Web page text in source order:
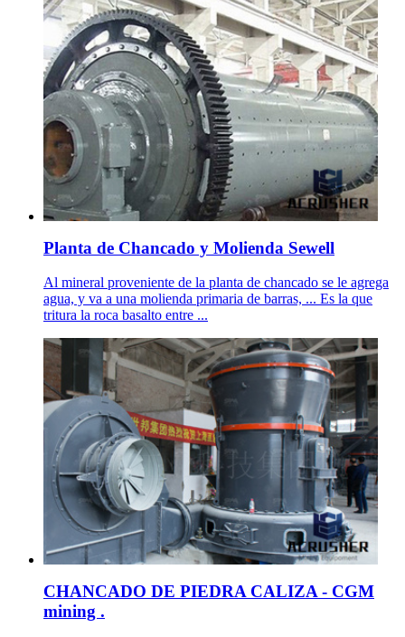
Planta de Chancado y Molienda Sewell
Al mineral proveniente de la planta de chancado se le agrega
agua, y va a una molienda primaria de barras, ... Es la que
tritura la roca basalto entre ...
CHANCADO DE PIEDRA CALIZA - CGM
mining .